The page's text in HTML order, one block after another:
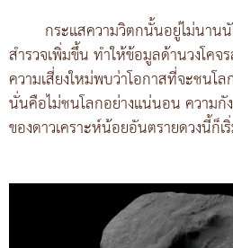
กระแสความวิตกนั้นอยู่ไม่นาน
สำรวจเพิ่มขึ้น ทำให้ข้อมูลด้านวงโคจ
ความเสี่ยงใหม่พบว่าโอกาสที่จะชนโ
นั่นคือไม่ชนโลกอย่างแน่นอน ความกั
ของดาวเคราะห์น้อยอันตรายดวงนี้ก็